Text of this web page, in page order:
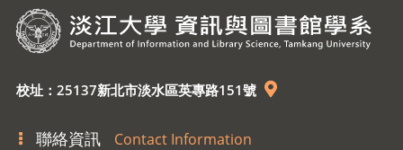
校址：25137新北市淡水區英專路151號
聯絡資訊 Contact Information